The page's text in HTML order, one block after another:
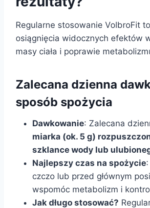
Regularne stosowanie VolbroFit
osiągnięcia widocznych efektów
masy ciała i poprawie
Zalecana dzienna
sposób spożycia
Dawkowanie: Zalecana
miarka (ok. 5 g)
szklance wody lub
Najlepszy czas na spożycie
czczo lub przed głównym
wspomóc metabolizm i
Jak długo stosować?